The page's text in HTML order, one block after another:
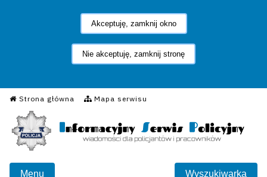
Akceptuję, zamknij okno
Nie akceptuję, zamknij stronę
Strona główna Mapa serwisu
Informacyjny Serwis
Menu Wyszukiwarka